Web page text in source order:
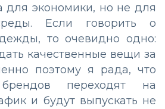
для экономики, но не для
Если говорить о
то очевидно одно:
качественные вещи за
поэтому я рада, что
переходят на
и будут выпускать не